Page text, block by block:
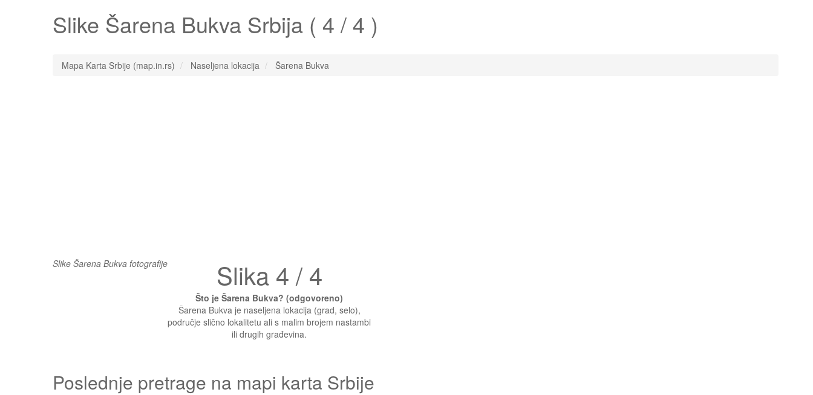
Slike Šarena Bukva Srbija ( 4 / 4 )
Mapa Karta Srbije (map.in.rs) Naseljena lokacija Šarena Bukva
Slike Šarena Bukva fotografije Slika 4 / 4
Što je Šarena Bukva? (odgovoreno)
Šarena Bukva je naseljena lokacija (grad, selo),
područje slično lokalitetu ali s malim brojem nastambi
ili drugih građevina.
Poslednje pretrage na mapi karta Srbije